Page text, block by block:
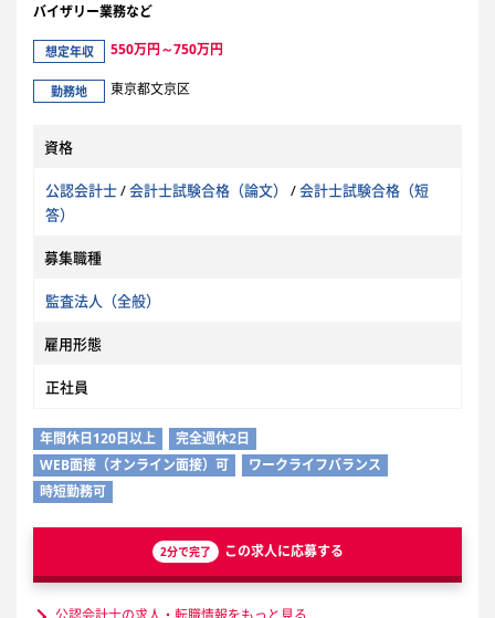
バイザリー業務など
想定年収 550万円～750万円
勤務地 東京都文京区
資格
公認会計士/会計士試験合格（論文） /会計士試験合格（短
答）
募集職種
監査法人（全般）
雇用形態
正社員
年間休日120日以上
完全週休2日
WEB面接（オンライン面接）可
ワークライフバランス
時短勤務可
2分で完了 この求人に応募する